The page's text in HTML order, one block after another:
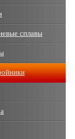
сплавы